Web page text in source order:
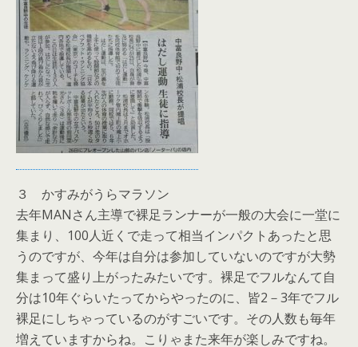
３ かすみがうらマラソン
去年MANさん主導で裸足ランナーが一般の大会に一堂に
集まり、100人近くで走って相当インパクトあったと思
うのですが、今年は自分は参加していないのですが大勢
集まって盛り上がったみたいです。裸足でフルなんて自
分は10年ぐらいたってからやったのに、皆2－3年でフル
裸足にしちゃっているのがすごいです。その人数も毎年
増えていますからね。こりゃまた来年が楽しみですね。